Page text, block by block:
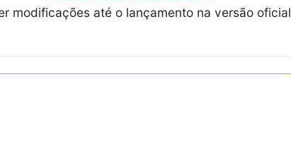
modificações até o lançamento na versão oficial